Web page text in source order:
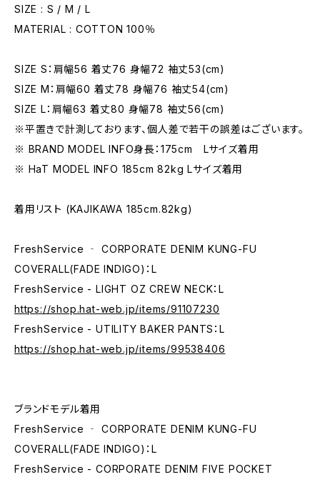
SIZE : S / M / L
MATERIAL : COTTON 100％
SIZE S：肩幅56 着丈76 身幅72 袖丈53(cm)
SIZE M：肩幅60 着丈78 身幅76 袖丈54(cm)
SIZE L：肩幅63 着丈80 身幅78 袖丈56(cm)
※平置きで計測しております、個人差で若干の誤差はございます。
※ BRAND MODEL INFO身長：175cm Lサイズ着用
※ HaT MODEL INFO 185cm 82kg Lサイズ着用
着用リスト (KAJIKAWA 185cm.82kg)
FreshService ‐ CORPORATE DENIM KUNG-FU
COVERALL(FADE INDIGO)：L
FreshService - LIGHT OZ CREW NECK：L
https://shop.hat-web.jp/items/91107230
FreshService - UTILITY BAKER PANTS：L
https://shop.hat-web.jp/items/99538406
ブランドモデル着用
FreshService ‐ CORPORATE DENIM KUNG-FU
COVERALL(FADE INDIGO)：L
FreshService - CORPORATE DENIM FIVE POCKET